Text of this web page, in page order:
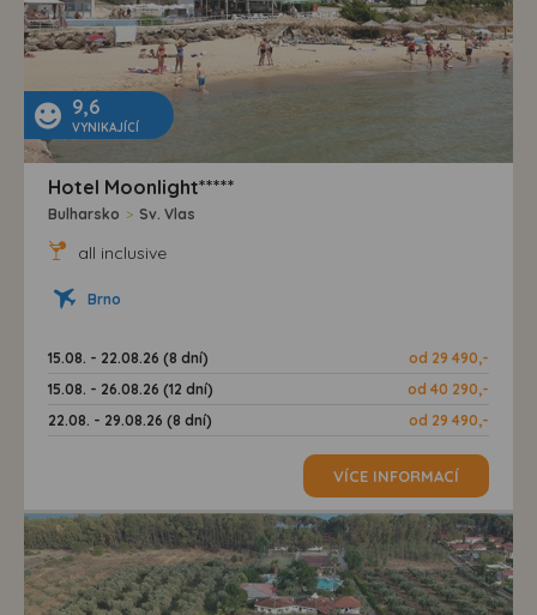
9,6
VYNIKAJÍCÍ
Hotel Moonlight*****
Bulharsko > Sv. Vlas
all inclusive
Brno
15.08. - 22.08.26 (8 dní)
od 29 490,-
15.08. - 26.08.26 (12 dní)
od 40 290,-
22.08. - 29.08.26 (8 dní)
od 29 490,-
VÍCE INFORMACÍ